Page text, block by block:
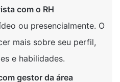
com o RH
ou presencialmente. O
mais sobre seu perfil,
e habilidades.
gestor da área